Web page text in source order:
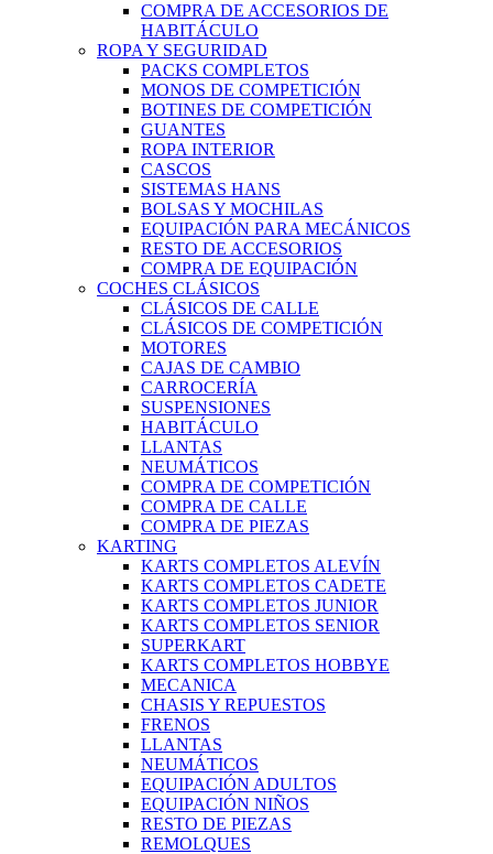
COMPRA DE ACCESORIOS DE
HABITÁCULO
ROPA Y SEGURIDAD
PACKS COMPLETOS
MONOS DE COMPETICIÓN
BOTINES DE COMPETICIÓN
GUANTES
ROPA INTERIOR
CASCOS
SISTEMAS HANS
BOLSAS Y MOCHILAS
EQUIPACIÓN PARA MECÁNICOS
RESTO DE ACCESORIOS
COMPRA DE EQUIPACIÓN
COCHES CLÁSICOS
CLÁSICOS DE CALLE
CLÁSICOS DE COMPETICIÓN
MOTORES
CAJAS DE CAMBIO
CARROCERÍA
SUSPENSIONES
HABITÁCULO
LLANTAS
NEUMÁTICOS
COMPRA DE COMPETICIÓN
COMPRA DE CALLE
COMPRA DE PIEZAS
KARTING
KARTS COMPLETOS ALEVÍN
KARTS COMPLETOS CADETE
KARTS COMPLETOS JUNIOR
KARTS COMPLETOS SENIOR
SUPERKART
KARTS COMPLETOS HOBBYE
MECANICA
CHASIS Y REPUESTOS
FRENOS
LLANTAS
NEUMÁTICOS
EQUIPACIÓN ADULTOS
EQUIPACIÓN NIÑOS
RESTO DE PIEZAS
REMOLQUES